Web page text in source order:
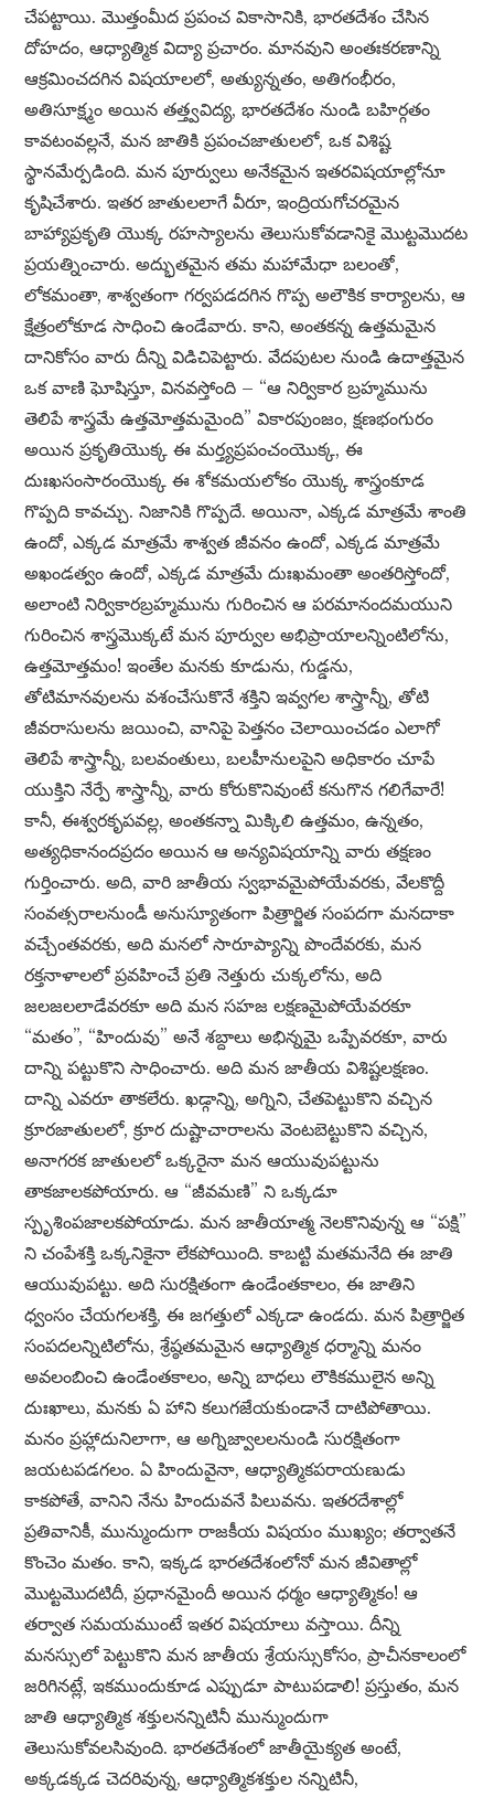
చేపట్టాయి. మొత్తంమీద ప్రపంచ వికాసానికి, భారతదేశం చేసిన
దోహదం, ఆధ్యాత్మిక విద్యా ప్రచారం. మానవుని అంతఃకరణాన్ని
ఆక్రమించదగిన విషయాలలో, అత్యున్నతం, అతిగంభీరం,
అతిసూక్ష్మం అయిన తత్త్వవిద్య, భారతదేశం నుండి బహిర్గతం
కావటంవల్లనే, మన జాతికి ప్రపంచజాతులలో, ఒక విశిష్ట
స్థానమేర్పడింది. మన పూర్వులు అనేకమైన ఇతరవిషయాల్లోనూ
కృషిచేశారు. ఇతర జాతులలాగే వీరూ, ఇంద్రియగోచరమైన
బాహ్యాప్రకృతి యొక్క రహస్యాలను తెలుసుకోవడానికై మొట్టమొదట
ప్రయత్నించారు. అద్భుతమైన తమ మహామేధా బలంతో,
లోకమంతా, శాశ్వతంగా గర్వపడదగిన గొప్ప అలౌకిక కార్యాలను, ఆ
క్షేత్రంలోకూడ సాధించి ఉండేవారు. కాని, అంతకన్న ఉత్తమమైన
దానికోసం వారు దీన్ని విడిచిపెట్టారు. వేదపుటల నుండి ఉదాత్తమైన
ఒక వాణి ఘోషిస్తూ, వినవస్తోంది – “ఆ నిర్వికార బ్రహ్మమును
తెలిపే శాస్త్రమే ఉత్తమోత్తమమైంది” వికారపుంజం, క్షణభంగురం
అయిన ప్రకృతియొక్క ఈ మర్త్యప్రపంచంయొక్క, ఈ
దుఃఖసంసారంయొక్క ఈ శోకమయలోకం యొక్క శాస్త్రంకూడ
గొప్పది కావచ్చు. నిజానికి గొప్పదే. అయినా, ఎక్కడ మాత్రమే శాంతి
ఉందో, ఎక్కడ మాత్రమే శాశ్వత జీవనం ఉందో, ఎక్కడ మాత్రమే
అఖండత్వం ఉందో, ఎక్కడ మాత్రమే దుఃఖమంతా అంతరిస్తోందో,
అలాంటి నిర్వికారబ్రహ్మమును గురించిన ఆ పరమానందమయుని
గురించిన శాస్త్రమొక్కటే మన పూర్వుల అభిప్రాయాలన్నింటిలోను,
ఉత్తమోత్తమం! ఇంతేల మనకు కూడును, గుడ్డను,
తోటిమానవులను వశంచేసుకొనే శక్తిని ఇవ్వగల శాస్త్రాన్నీ, తోటి
జీవరాసులను జయించి, వానిపై పెత్తనం చెలాయించడం ఎలాగో
తెలిపే శాస్త్రాన్నీ, బలవంతులు, బలహీనులపైని అధికారం చూపే
యుక్తిని నేర్పే శాస్త్రాన్నీ, వారు కోరుకొనివుంటే కనుగొన గలిగేవారే!
కానీ, ఈశ్వరకృపవల్ల, అంతకన్నా మిక్కిలి ఉత్తమం, ఉన్నతం,
అత్యధికానందప్రదం అయిన ఆ అన్యవిషయాన్ని వారు తక్షణం
గుర్తించారు. అది, వారి జాతీయ స్వభావమైపోయేవరకు, వేలకొద్దీ
సంవత్సరాలనుండీ అనుస్యూతంగా పిత్రార్జిత సంపదగా మనదాకా
వచ్చేంతవరకు, అది మనలో సారూప్యాన్ని పొందేవరకు, మన
రక్తనాళాలలో ప్రవహించే ప్రతి నెత్తురు చుక్కలోను, అది
జలజలలాడేవరకూ అది మన సహజ లక్షణమైపోయేవరకూ
“మతం”, “హిందువు” అనే శబ్దాలు అభిన్నమై ఒప్పేవరకూ, వారు
దాన్ని పట్టుకొని సాధించారు. అది మన జాతీయ విశిష్టలక్షణం.
దాన్ని ఎవరూ తాకలేరు. ఖడ్గాన్ని, అగ్నిని, చేతపెట్టుకొని వచ్చిన
క్రూరజాతులలో, క్రూర దుష్టాచారాలను వెంటబెట్టుకొని వచ్చిన,
అనాగరక జాతులలో ఒక్కరైనా మన ఆయువుపట్టును
తాకజాలకపోయారు. ఆ “జీవమణి” ని ఒక్కడూ
స్పృశింపజాలకపోయాడు. మన జాతీయాత్మ నెలకొనివున్న ఆ “పక్షి”
ని చంపేశక్తి ఒక్కనికైనా లేకపోయింది. కాబట్టి మతమనేది ఈ జాతి
ఆయువుపట్టు. అది సురక్షితంగా ఉండేంతకాలం, ఈ జాతిని
ధ్వంసం చేయగలశక్తి, ఈ జగత్తులో ఎక్కడా ఉండదు. మన పిత్రార్జిత
సంపదలన్నిటిలోను, శ్రేష్ఠతమమైన ఆధ్యాత్మిక ధర్మాన్ని మనం
అవలంబించి ఉండేంతకాలం, అన్ని బాధలు లౌకికములైన అన్ని
దుఃఖాలు, మనకు ఏ హాని కలుగజేయకుండానే దాటిపోతాయి.
మనం ప్రహ్లాదునిలాగా, ఆ అగ్నిజ్వాలలనుండి సురక్షితంగా
జయటపడగలం. ఏ హిందువైనా, ఆధ్యాత్మికపరాయణుడు
కాకపోతే, వానిని నేను హిందువనే పిలువను. ఇతరదేశాల్లో
ప్రతివానికీ, మున్ముందుగా రాజకీయ విషయం ముఖ్యం; తర్వాతనే
కొంచెం మతం. కాని, ఇక్కడ భారతదేశంలోనో మన జీవితాల్లో
మొట్టమొదటిదీ, ప్రధానమైందీ అయిన ధర్మం ఆధ్యాత్మికం! ఆ
తర్వాత సమయముంటే ఇతర విషయాలు వస్తాయి. దీన్ని
మనస్సులో పెట్టుకొని మన జాతీయ శ్రేయస్సుకోసం, ప్రాచీనకాలంలో
జరిగినట్లే, ఇకముందుకూడ ఎప్పుడూ పాటుపడాలి! ప్రస్తుతం, మన
జాతి ఆధ్యాత్మిక శక్తులనన్నిటినీ మున్ముందుగా
తెలుసుకోవలసివుంది. భారతదేశంలో జాతీయైక్యత అంటే,
అక్కడక్కడ చెదరివున్న, ఆధ్యాత్మికశక్తుల నన్నిటినీ,